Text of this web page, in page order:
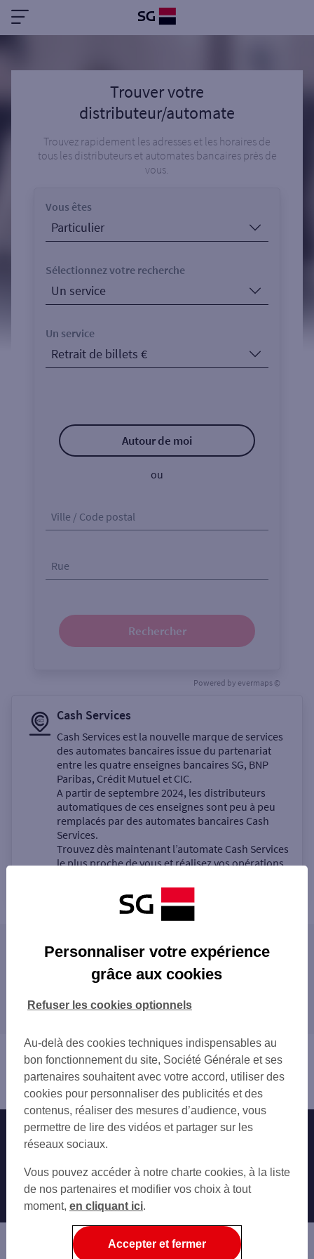
Trouver votre
distributeur/automate
Trouvez rapidement les adresses et les horaires de
tous les distributeurs et automates bancaires près de
vous.
Vous êtes
Sélectionnez votre recherche
Un service
Autour de moi
ou
Ville / Code postal
Rue
Rechercher
Powered by evermaps ©
Cash Services
Cash Services est la nouvelle marque de services
des automates bancaires issue du partenariat
entre les quatre enseignes bancaires SG, BNP
Paribas, Crédit Mutuel et CIC.
A partir de septembre 2024, les distributeurs
automatiques de ces enseignes sont peu à peu
remplacés par des automates bancaires Cash
Services.
Trouvez dès maintenant l’automate Cash Services
le plus proche de vous et réalisez vos opérations
Les distributeurs/automates en France
LYON
NICE
NANTES
STRASBOURG
MONTPELLIER
BORDEAUX
LILLE
RENNES
LE HAVRE
SAINT-ETIENNE
TOULON
GRENOBLE
Tous nos distributeurs/automates en France
Trouver Votre agence SG
Trouver une agence bancaire
Distributeurs/automates
Nos engagements Nous contacter
Autres sites SG
Professionnels
Entreprises
Associations
Personnaliser votre expérience
grâce aux cookies
Au-delà des cookies techniques indispensables au
bon fonctionnement du site, Société Générale et ses
partenaires souhaitent avec votre accord, utiliser des
cookies pour personnaliser des publicités et des
contenus, réaliser des mesures d’audience, vous
permettre de lire des vidéos et partager sur les
réseaux sociaux.
Vous pouvez accéder à notre charte cookies, à la liste
de nos partenaires et modifier vos choix à tout
moment, en cliquant ici.
Refuser les cookies optionnels
Accepter et fermer